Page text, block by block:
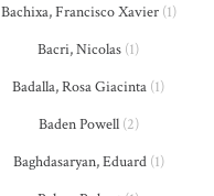
Bachixa, Francisco Xavier(1)
Bacri, Nicolas (1)
Badalla, Rosa Giacinta (1)
Baden Powell(2)
Baghdasaryan, Eduard(1)